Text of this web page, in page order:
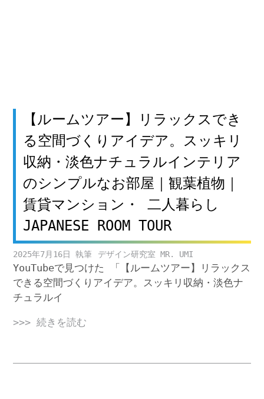
【ルームツアー】リラックスでき
る空間づくりアイデア。スッキリ
収納・淡色ナチュラルインテリア
のシンプルなお部屋｜観葉植物｜
賃貸マンション・ 二人暮らし
JAPANESE ROOM TOUR
2025年7月16日 デザイン研究室 MR. UMI
YouTubeで見つけた 「【ルームツアー】リラックス
できる空間づくりアイデア。スッキリ収納・淡色ナ
チュラルイ
>>> 続きを読む